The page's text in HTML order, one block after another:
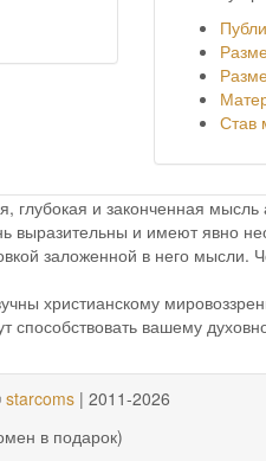
Став
глубокая и законченная
выразительны и имеют явно
заложенной в него
христианскому
способствовать вашему
starcoms | 2011-2026
в подарок)